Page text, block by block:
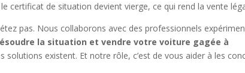
certificat de situation devient vierge, ce qui rend la vente
pas. Nous collaborons avec des professionnels
la situation et vendre votre voiture gagée à
solutions existent. Et notre rôle, c’est de vous aider à les